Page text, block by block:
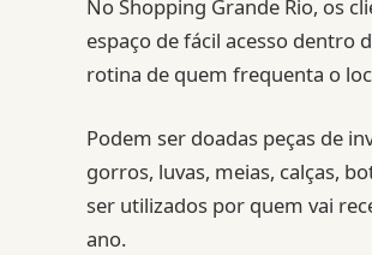
No Shopping Grande Rio, os
espaço de fácil acesso dentro
rotina de quem frequenta o
Podem ser doadas peças de
gorros, luvas, meias, calças,
ser utilizados por quem vai
ano.